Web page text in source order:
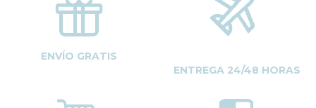
ENVÍO GRATIS
ENTREGA 24/48 HORAS